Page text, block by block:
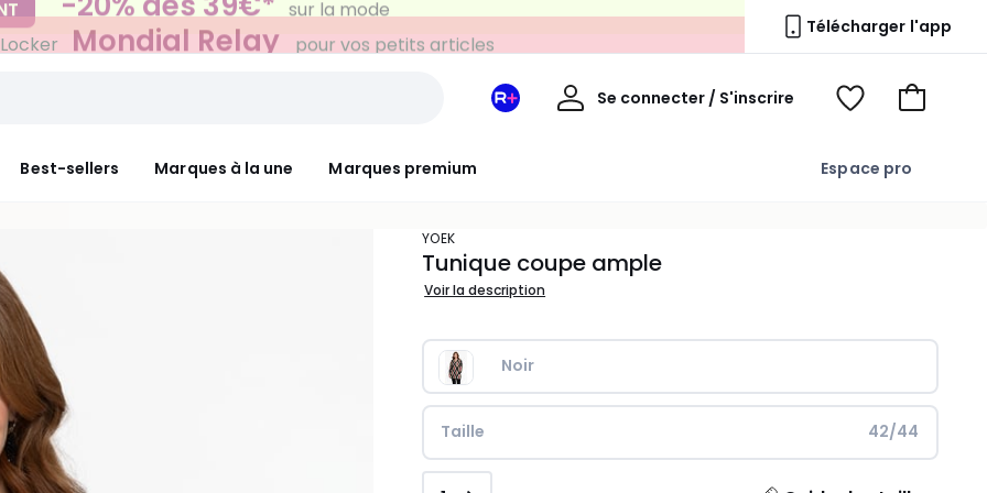
Mondial Relay Télécharger l'app
Best-sellers Marques à la une Marques premium Espace pro
Mon
Se connecter / S'inscrire
Mon
Voir
Voir
YOEK
Tunique coupe ample
Voir la description
Noir
Taille 42/44